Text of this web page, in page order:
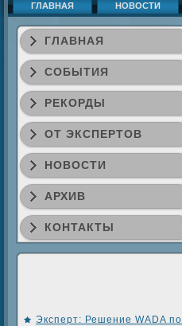
ГЛАВНАЯ НОВОСТИ
ГЛАВНАЯ
СОБЫТИЯ
РЕКОРДЫ
ОТ ЭКСПЕРТОВ
НОВОСТИ
АРХИВ
КОНТАКТЫ
Эксперт: Решение WADA по